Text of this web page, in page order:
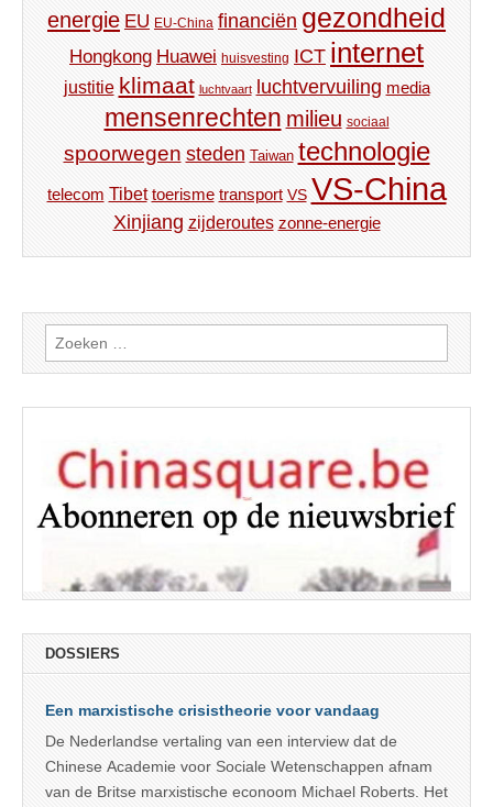
energie EU EU-China financiën gezondheid
Hongkong Huawei huisvesting ICT internet
justitie klimaat luchtvaart luchtvervuiling media
mensenrechten milieu sociaal
spoorwegen steden Taiwan technologie
telecom Tibet toerisme transport VS VS-China
Xinjiang zijderoutes zonne-energie
Zoeken
naar:
DOSSIERS
Een marxistische crisistheorie voor vandaag
De Nederlandse vertaling van een interview dat de
Chinese Academie voor Sociale Wetenschappen afnam
van de Britse marxistische econoom Michael Roberts. Het